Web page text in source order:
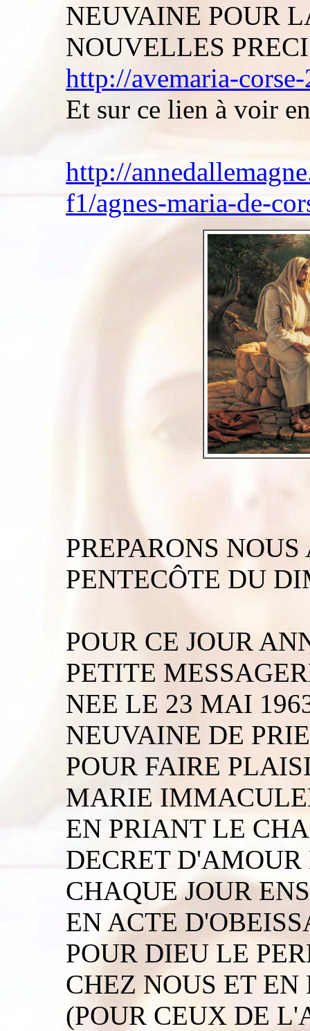
NEUVAINE POUR
NOUVELLES
http://avemaria-
Et sur ce lien à voir
http://
f1/agnes-maria-de-
PREPARONS
PENTECÔTE DU
POUR CE JOUR
PETITE
NEE LE 23 MAI
NEUVAINE DE
POUR FAIRE
MARIE
EN PRIANT LE
DECRET D'AMOUR
CHAQUE JOUR
EN ACTE
POUR DIEU LE
CHEZ NOUS ET
(POUR CEUX DE